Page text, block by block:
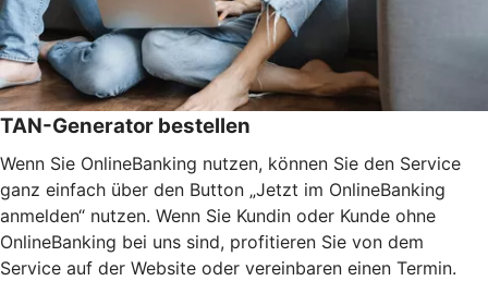
TAN-Generator bestellen
Wenn Sie OnlineBanking nutzen, können Sie den Service
ganz einfach über den Button „Jetzt im OnlineBanking
anmelden“ nutzen. Wenn Sie Kundin oder Kunde ohne
OnlineBanking bei uns sind, profitieren Sie von dem
Service auf der Website oder vereinbaren einen Termin.